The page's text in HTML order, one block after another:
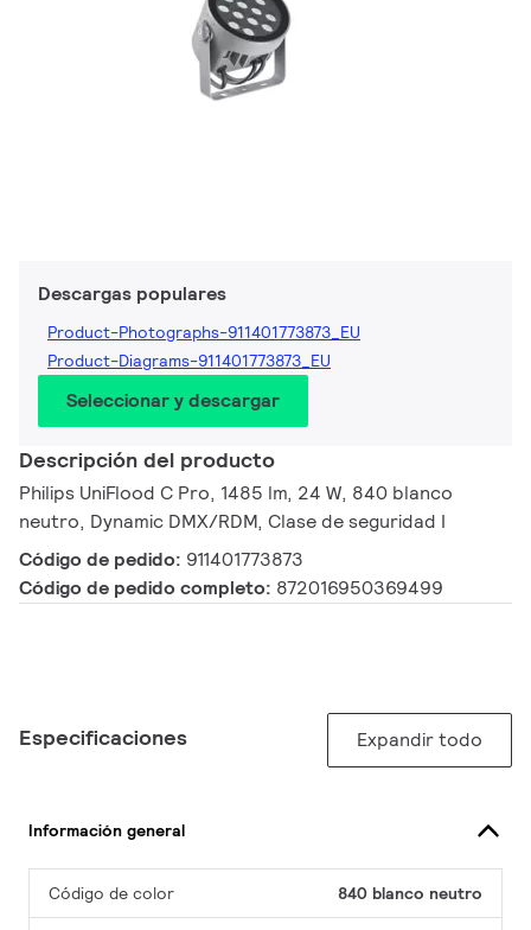
Descargas populares
Product-Photographs-911401773873_EU
Product-Diagrams-911401773873_EU
Seleccionar y descargar
Descripción del producto
Philips UniFlood C Pro, 1485 lm, 24 W, 840 blanco
neutro, Dynamic DMX/RDM, Clase de seguridad I
Código de pedido: 911401773873
Código de pedido completo: 872016950369499
Especificaciones Expandir todo
Información general
Código de color 840 blanco neutro